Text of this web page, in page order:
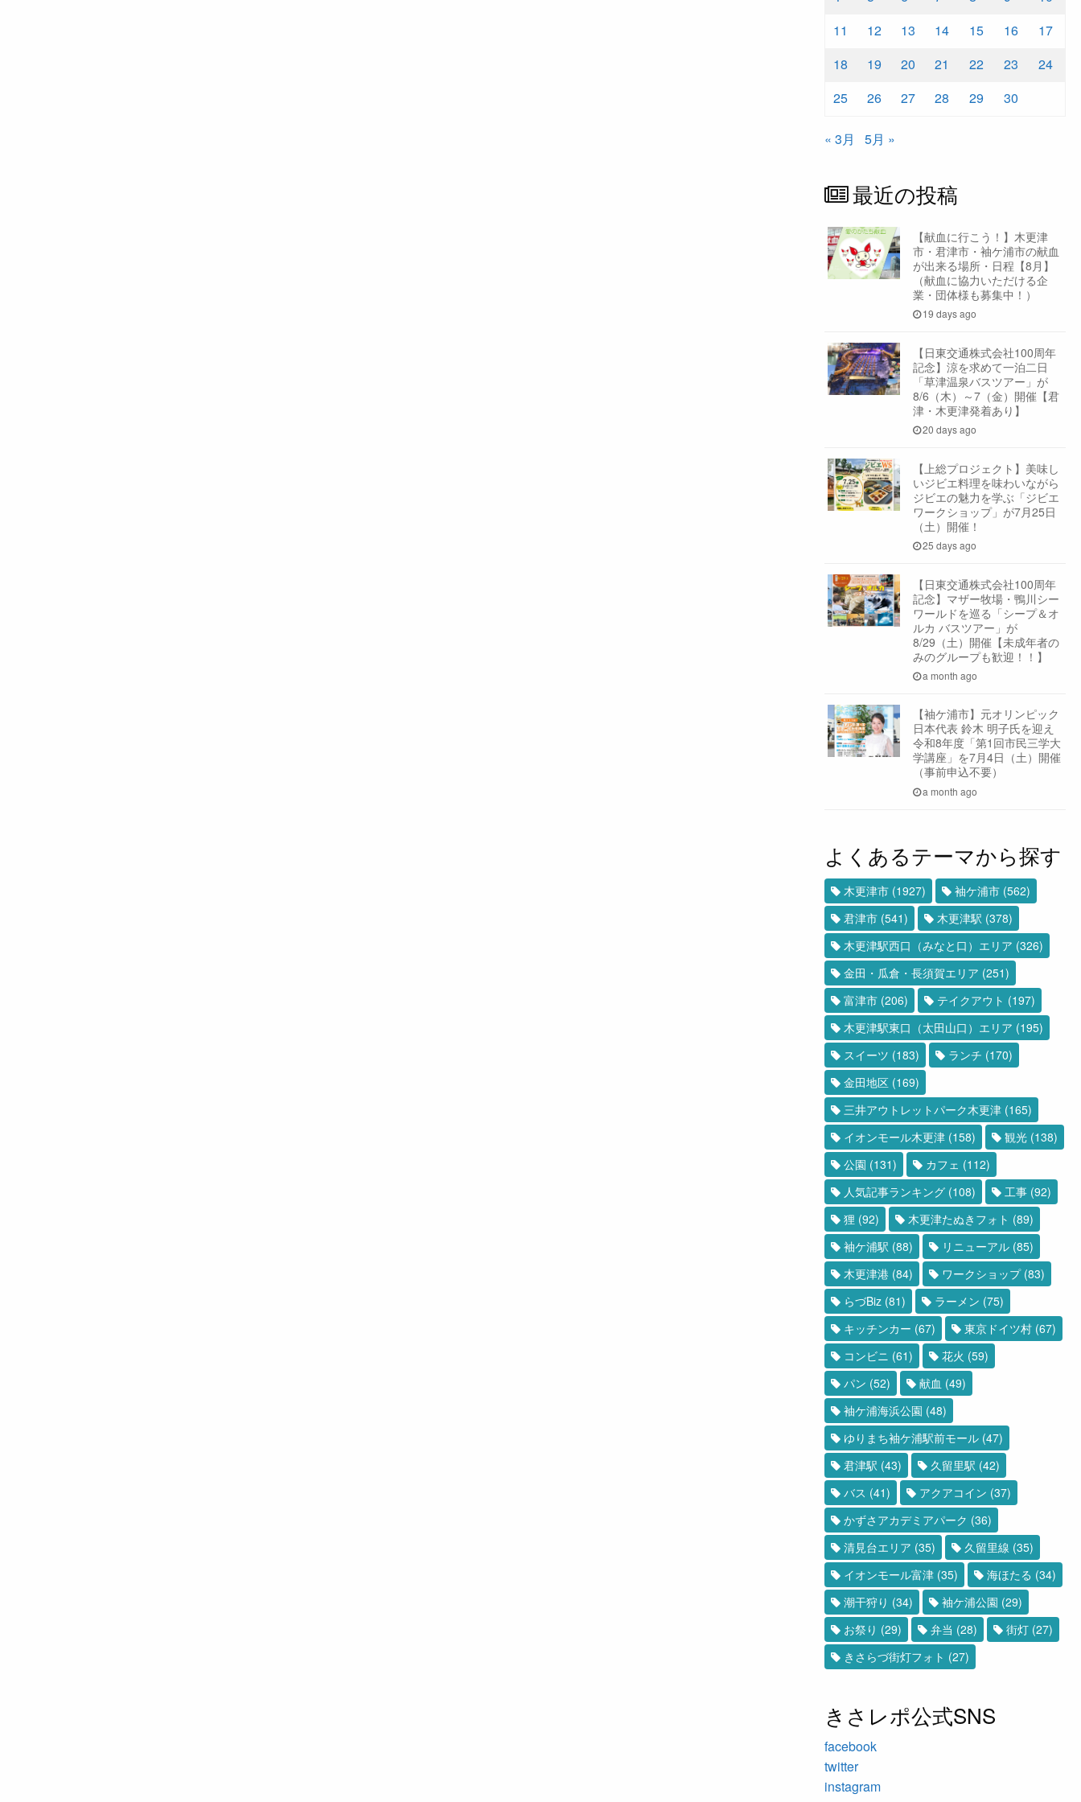
11
12 13 14 15 16
17
18
19 20 21 22 23
24
25
26 27 28 29 30
« 3月 5月 »
最近の投稿
【献血に行こう！】木更津
市・君津市・袖ケ浦市の献血
が出来る場所・日程【8月】
（献血に協力いただける企
業・団体様も募集中！）
19 days ago
【日東交通株式会社100周年
記念】涼を求めて一泊二日
「草津温泉バスツアー」が
8/6（木）～7（金）開催【君
津・木更津発着あり】
20 days ago
【上総プロジェクト】美味し
いジビエ料理を味わいながら
ジビエの魅力を学ぶ「ジビエ
ワークショップ」が7月25日
（土）開催！
25 days ago
【日東交通株式会社100周年
記念】マザー牧場・鴨川シー
ワールドを巡る「シープ＆オ
ルカ バスツアー」が
8/29（土）開催【未成年者の
みのグループも歓迎！！】
a month ago
【袖ケ浦市】元オリンピック
日本代表 鈴木 明子氏を迎え
令和8年度「第1回市民三学大
学講座」を7月4日（土）開催
（事前申込不要）
a month ago
よくあるテーマから探す
木更津市(1927) 袖ケ浦市(562)
君津市(541) 木更津駅 (378)
木更津駅西口（みなと口）エリア (326)
金田・瓜倉・長須賀エリア (251)
富津市(206) テイクアウト (197)
木更津駅東口（太田山口）エリア (195)
スイーツ (183) ランチ (170)
金田地区(169)
三井アウトレットパーク木更津(165)
イオンモール木更津(158) 観光(138)
公園 (131) カフェ (112)
人気記事ランキング(108) 工事(92)
狸 (92) 木更津たぬきフォト (89)
袖ケ浦駅 (88) リニューアル(85)
木更津港(84) ワークショップ(83)
らづBiz(81) ラーメン (75)
キッチンカー (67) 東京ドイツ村(67)
コンビニ (61) 花火 (59)
パン (52) 献血 (49)
袖ケ浦海浜公園 (48)
ゆりまち袖ケ浦駅前モール(47)
君津駅 (43) 久留里駅 (42)
バス (41) アクアコイン (37)
かずさアカデミアパーク (36)
清見台エリア (35) 久留里線 (35)
イオンモール富津(35) 海ほたる (34)
潮干狩り (34) 袖ケ浦公園 (29)
お祭り (29) 弁当 (28) 街灯(27)
きさらづ街灯フォト (27)
きさレポ公式SNS
facebook
twitter
instagram